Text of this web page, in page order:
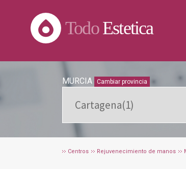
TodoEstetica
MURCIA Cambiar provincia
Centros Rejuvenecimiento de manos